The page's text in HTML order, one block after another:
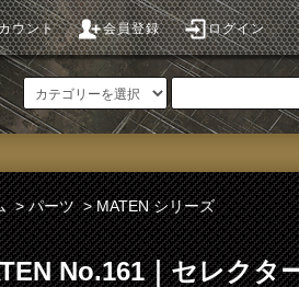
ウント 会員登録 ログイン
>パーツ >MATEN シリーズ
No.161｜セレクタ